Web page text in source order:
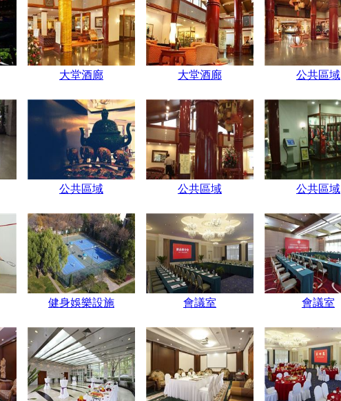
大堂酒廊 大堂酒廊 公共區域
公共區域 公共區域 公共區域
健身娛樂設施 會議室 會議室